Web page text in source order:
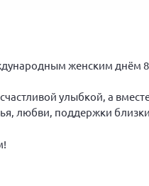
женским днём
улыбкой, а
любви, поддержки